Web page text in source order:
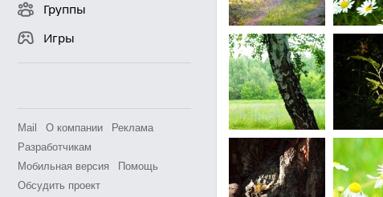
Группы
Игры
Mail О компании
Реклама
Разработчикам
Мобильная версия
Помощь
Обсудить проект